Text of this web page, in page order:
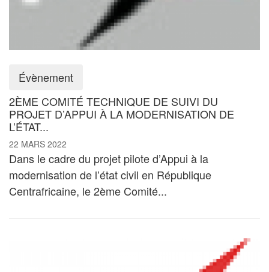
Évènement
2ÈME COMITÉ TECHNIQUE DE SUIVI DU
PROJET D’APPUI À LA MODERNISATION DE
L’ÉTAT...
22 MARS 2022
Dans le cadre du projet pilote d’Appui à la
modernisation de l’état civil en République
Centrafricaine, le 2ème Comité...